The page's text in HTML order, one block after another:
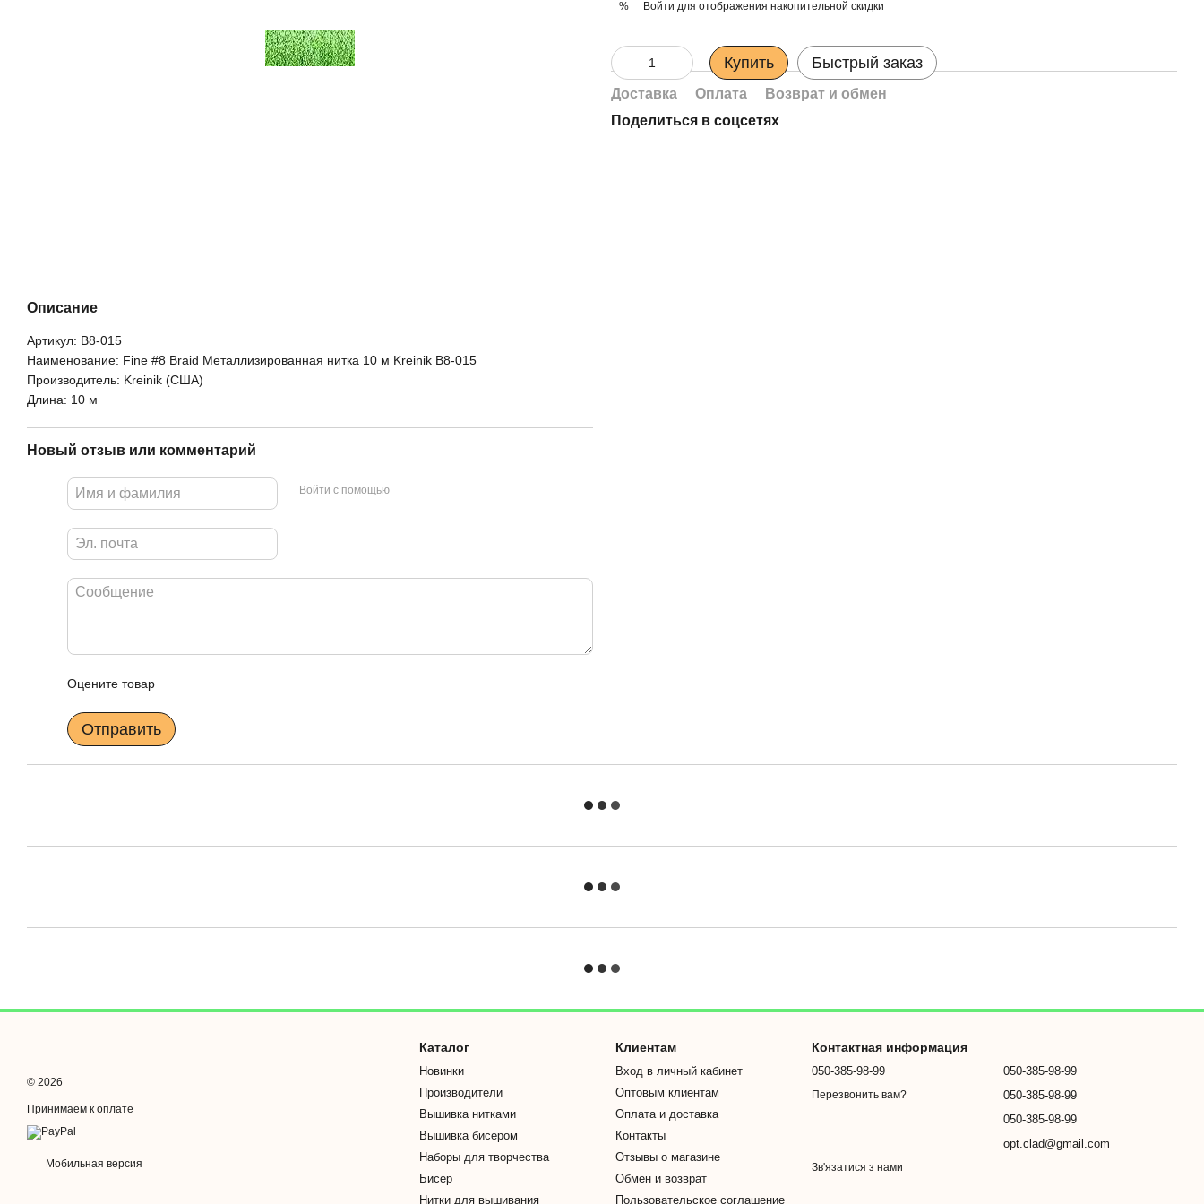
Описание
Артикул: B8-015
Наименование: Fine #8 Braid Металлизированная нитка 10 м Kreinik B8-015
Производитель: Kreinik (США)
Длина: 10 м
Новый отзыв или комментарий
Войти с помощью
Оцените товар
Отправить
% Войти для отображения накопительной скидки
Купить Быстрый заказ
Доставка Оплата
Возврат и обмен
Поделиться в соцсетях
© 2026
Принимаем к оплате
Мобильная версия
Каталог
Новинки
Производители
Вышивка нитками
Вышивка бисером
Наборы для творчества
Бисер
Нитки для вышивания
Клиентам
Вход в личный кабинет
Оптовым клиентам
Оплата и доставка
Контакты
Отзывы о магазине
Обмен и возврат
Пользовательское соглашение
Контактная информация
050-385-98-99
Перезвонить вам?
050-385-98-99
050-385-98-99
050-385-98-99
opt.clad@gmail.com
Зв'язатися з нами